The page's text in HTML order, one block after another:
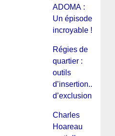
ADOMA :
Un épisode
incroyable !
Régies de
quartier :
outils
d’insertion...ou
d’exclusion ?
Charles
Hoareau